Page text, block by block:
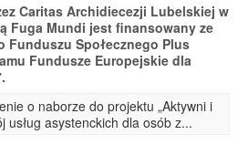
Caritas Archidiecezji Lubelskiej w
Fuga Mundi jest finansowany ze
Funduszu Społecznego Plus
Fundusze Europejskie dla
o naborze do projektu „Aktywni i
usług asystenckich dla osób z...